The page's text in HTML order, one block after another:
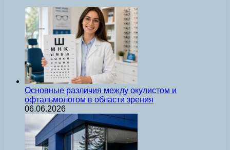
Основные различия между окулистом и
офтальмологом в области зрения
06.06.2026